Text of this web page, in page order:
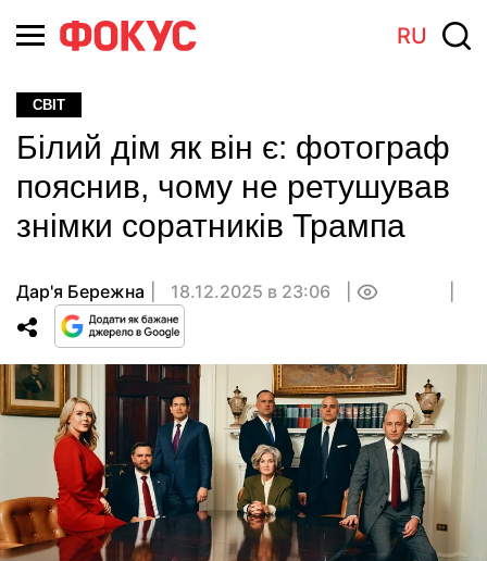
RU
СВІТ
Білий дім як він є: фотограф
пояснив, чому не ретушував
знімки соратників Трампа
Дар'я Бережна 18.12.2025 в 23:06